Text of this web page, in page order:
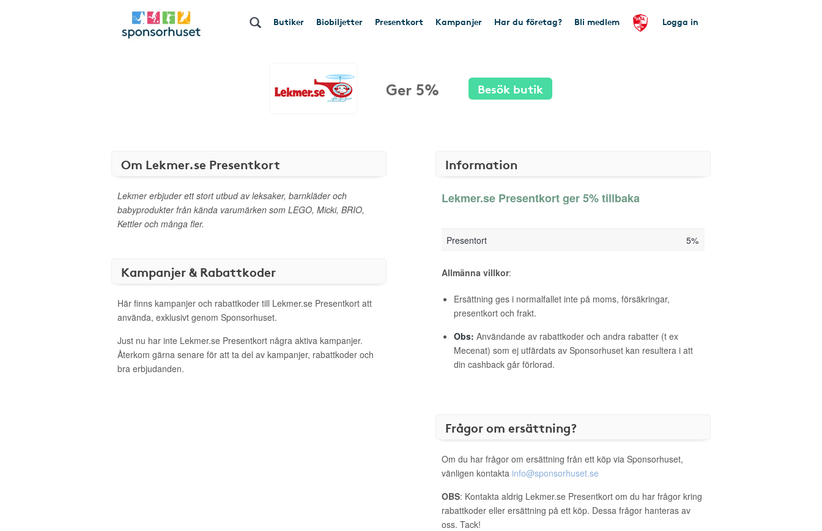
Butiker Biobiljetter Presentkort Kampanjer Har du företag? Bli medlem Logga in
Ger 5% Besök butik
Om Lekmer.se Presentkort
Lekmer erbjuder ett stort utbud av leksaker, barnkläder och
babyprodukter från kända varumärken som LEGO, Micki, BRIO,
Kettler och många fler.
Kampanjer & Rabattkoder
Här finns kampanjer och rabattkoder till Lekmer.se Presentkort att
använda, exklusivt genom Sponsorhuset.
Just nu har inte Lekmer.se Presentkort några aktiva kampanjer.
Återkom gärna senare för att ta del av kampanjer, rabattkoder och
bra erbjudanden.
Information
Lekmer.se Presentkort ger 5% tillbaka
Presentort 5%
Allmänna villkor:
Ersättning ges i normalfallet inte på moms, försäkringar,
presentkort och frakt.
Obs: Användande av rabattkoder och andra rabatter (t ex
Mecenat) som ej utfärdats av Sponsorhuset kan resultera i att
din cashback går förlorad.
Frågor om ersättning?
Om du har frågor om ersättning från ett köp via Sponsorhuset,
vänligen kontakta info@sponsorhuset.se
OBS: Kontakta aldrig Lekmer.se Presentkort om du har frågor kring
rabattkoder eller ersättning på ett köp. Dessa frågor hanteras av
oss. Tack!